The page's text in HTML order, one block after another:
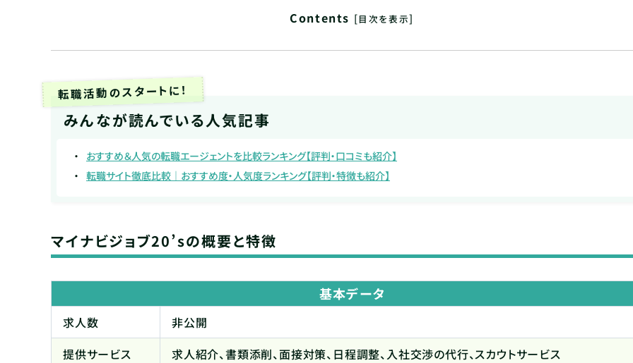
Contents [目次を表示]
転職活動のスタートに！
みんなが読んでいる人気記事
おすすめ＆人気の転職エージェントを比較ランキング【評判・口コミも紹介】
転職サイト徹底比較｜おすすめ度・人気度ランキング【評判・特徴も紹介】
マイナビジョブ20’sの概要と特徴
基本データ
求人数
非公開
提供サービス
求人紹介、書類添削、面接対策、日程調整、入社交渉の代行、スカウトサービス